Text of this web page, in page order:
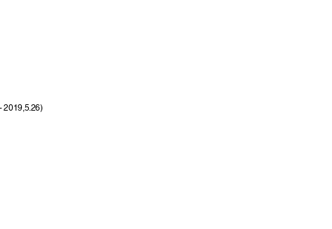
2019,5.26)